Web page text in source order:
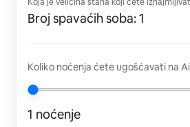
Broj spavaćih soba: 1
Koliko noćenja ćete ugošćavati na
1 noćenje